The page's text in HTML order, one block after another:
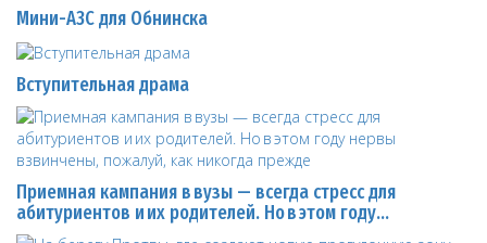
Мини-АЗС для Обнинска
Вступительная драма
Приемная кампания в вузы — всегда стресс для
абитуриентов и их родителей. Но в этом году…